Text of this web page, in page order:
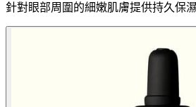
針對眼部周圍的細嫩肌膚提供持久保